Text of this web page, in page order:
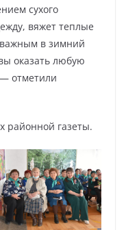
сухого
вяжет теплые
важным в зимний
оказать любую
отметили
районной газеты.